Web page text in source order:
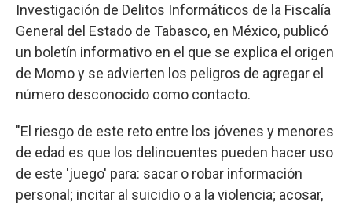
Investigación de Delitos Informáticos de la Fiscalía
General del Estado de Tabasco, en México, publicó
un boletín informativo en el que se explica el origen
de Momo y se advierten los peligros de agregar el
número desconocido como contacto.
"El riesgo de este reto entre los jóvenes y menores
de edad es que los delincuentes pueden hacer uso
de este 'juego' para: sacar o robar información
personal; incitar al suicidio o a la violencia; acosar,